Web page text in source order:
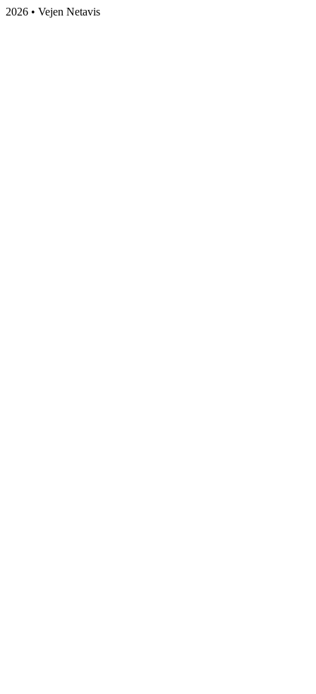
2026 • Vejen Netavis